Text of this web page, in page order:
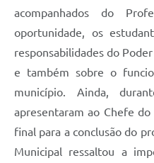
acompanhados do
oportunidade, os
responsabilidades do
e também sobre o
município. Ainda,
apresentaram ao Chefe
final para a conclusão do
Municipal ressaltou a